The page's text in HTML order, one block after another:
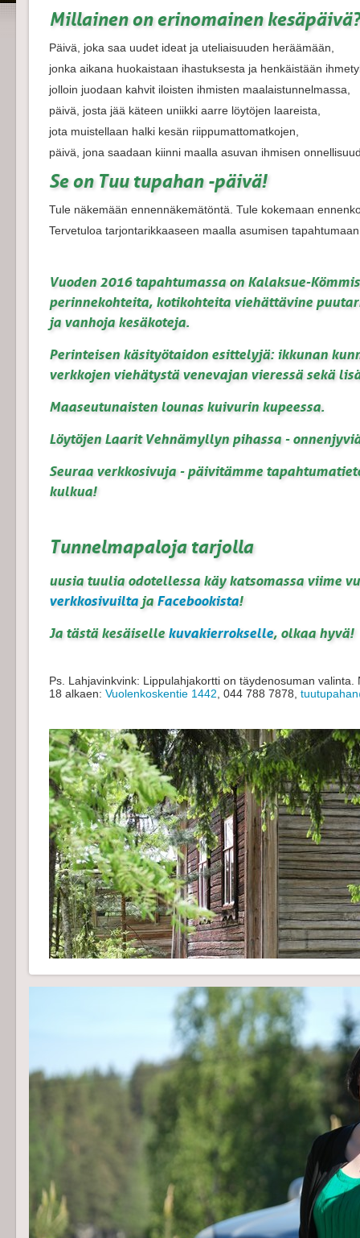
Millainen on erinomainen kesäpäivä?
Päivä, joka saa uudet ideat ja uteliaisuuden heräämään,
jonka aikana huokaistaan ihastuksesta ja henkäistään
jolloin juodaan kahvit iloisten ihmisten maalaistunnelmassa,
päivä, josta jää käteen uniikki aarre löytöjen laareista,
jota muistellaan halki kesän riippumattomatkojen,
päivä, jona saadaan kiinni maalla asuvan ihmisen
Se on Tuu tupahan -päivä!
Tule näkemään ennennäkemätöntä. Tule kokemaan
Tervetuloa tarjontarikkaaseen maalla asumisen
Vuoden 2016 tapahtumassa on Kalaksue-
perinnekohteita, kotikohteita viehättävine
ja vanhoja kesäkoteja.
Perinteisen käsityötaidon esittelyjä: ikkunan
verkkojen viehätystä venevajan vieressä sekä
Maaseutunaisten lounas kuivurin kupeessa.
Löytöjen Laarit Vehnämyllyn pihassa -
Seuraa verkkosivuja - päivitämme
kulkua!
Tunnelmapaloja tarjolla
uusia tuulia odotellessa käy katsomassa viime
verkkosivuiltajaFacebookista!
Ja tästä kesäiselle kuvakierrokselle, olkaa hyvä!
Ps. Lahjavinkvink: Lippulahjakortti on täydenosuman
18 alkaen: Vuolenkoskentie 1442 , 044 788 7878,